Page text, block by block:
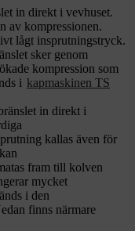
in direkt i vevhuset.
av kompressionen.
lågt insprutningstryck.
sker genom
kompression som
i kapmaskinen TS
in direkt i
kallas även för
fram till kolven
mycket
i den
finns närmare